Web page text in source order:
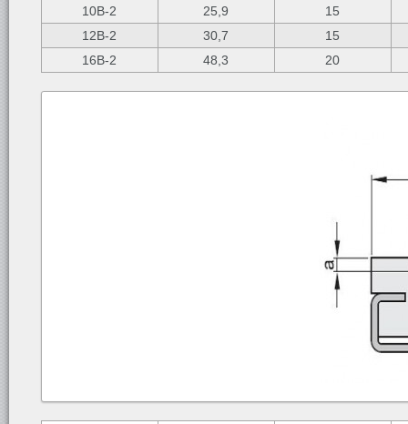
10B-2
25,9
15
12B-2
30,7
15
16B-2
48,3 20